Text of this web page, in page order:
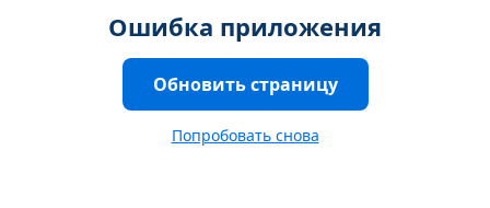
Ошибка приложения
Обновить страницу
Попробовать снова